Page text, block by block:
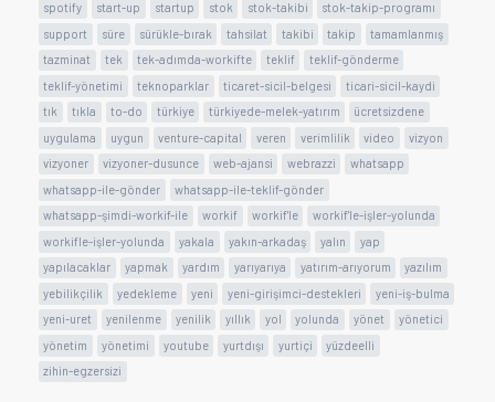
spotify
start-up startup stok stok-takibi
stok-takip-programı
support
süre sürükle-bırak tahsilat takibi takip
tamamlanmış
tazminat
tek tek-adımda-workifte teklif
teklif-gönderme
teklif-yönetimi
teknoparklar ticaret-sicil-belgesi
ticari-sicil-kaydi
tık
tıkla to-do türkiye türkiyede-melek-yatırım
ücretsizdene
uygulama
uygun venture-capital veren verimlilik video
vizyon
vizyoner
vizyoner-dusunce web-ajansi webrazzi
whatsapp
whatsapp-ile-gönder
whatsapp-ile-teklif-gönder
whatsapp-şimdi-workif-ile
workif workif'le
workif'le-işler-yolunda
workifle-işler-yolunda
yakala yakın-arkadaş yalın
yap
yapılacaklar
yapmak yardım yarıyarıya yatırım-arıyorum
yazılım
yebilikçilik
yedekleme yeni yeni-girişimci-destekleri
yeni-iş-bulma
yeni-uret
yenilenme yenilik yıllık yol yolunda yönet
yönetici
yönetim
yönetimi youtube yurtdışı yurtiçi
yüzdeelli
zihin-egzersizi